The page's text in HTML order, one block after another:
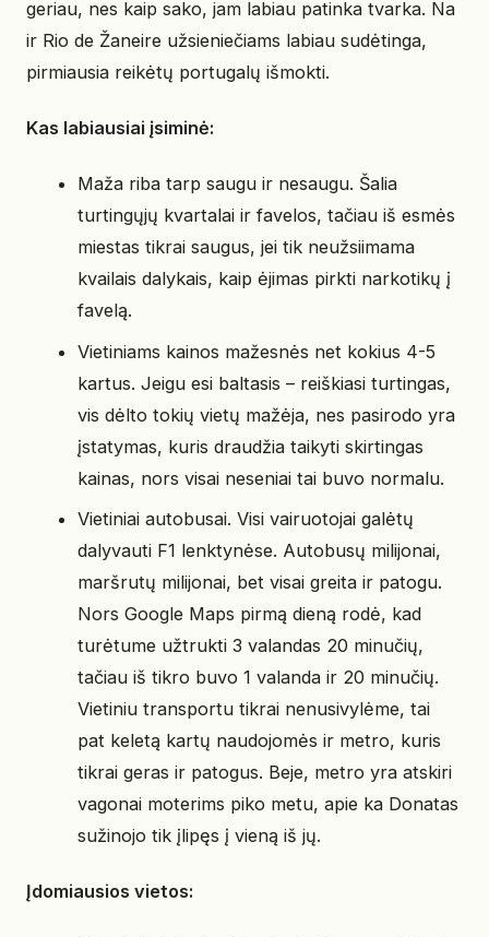
geriau, nes kaip sako, jam labiau patinka tvarka. Na
ir Rio de Žaneire užsieniečiams labiau sudėtinga,
pirmiausia reikėtų portugalų išmokti.
Kas labiausiai įsiminė:
Maža riba tarp saugu ir nesaugu. Šalia
turtingųjų kvartalai ir favelos, tačiau iš esmės
miestas tikrai saugus, jei tik neužsiimama
kvailais dalykais, kaip ėjimas pirkti narkotikų į
favelą.
Vietiniams kainos mažesnės net kokius 4-5
kartus. Jeigu esi baltasis – reiškiasi turtingas,
vis dėlto tokių vietų mažėja, nes pasirodo yra
įstatymas, kuris draudžia taikyti skirtingas
kainas, nors visai neseniai tai buvo normalu.
Vietiniai autobusai. Visi vairuotojai galėtų
dalyvauti F1 lenktynėse. Autobusų milijonai,
maršrutų milijonai, bet visai greita ir patogu.
Nors Google Maps pirmą dieną rodė, kad
turėtume užtrukti 3 valandas 20 minučių,
tačiau iš tikro buvo 1 valanda ir 20 minučių.
Vietiniu transportu tikrai nenusivylėme, tai
pat keletą kartų naudojomės ir metro, kuris
tikrai geras ir patogus. Beje, metro yra atskiri
vagonai moterims piko metu, apie ka Donatas
sužinojo tik įlipęs į vieną iš jų.
Įdomiausios vietos: